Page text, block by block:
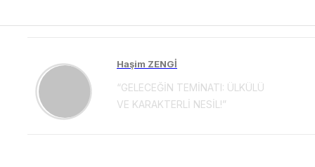
Haşim ZENGİ
“GELECEĞİN TEMİNATI: ÜLKÜLÜ
VE KARAKTERLİ NESİL!”